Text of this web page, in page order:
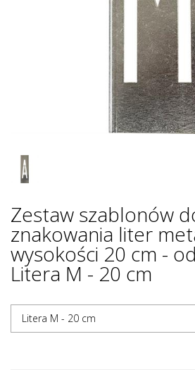
Zestaw szablonów
znakowania liter
wysokości 20 cm -
Litera M - 20 cm
Litera M - 20 cm